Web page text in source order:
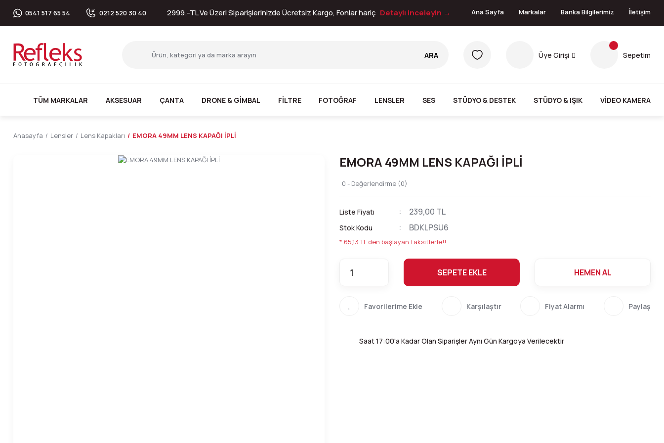
0541 517 65 54 0212 520 30 40 2999.-TL Ve Üzeri Siparişlerinizde Ücretsiz Kargo, Fonlar hariç Detaylı inceleyin → Ana Sayfa Markalar Banka Bilgilerimiz İletişim
ARA Üye Girişi Sepetim
TÜM MARKALAR AKSESUAR ÇANTA DRONE & GİMBAL FİLTRE FOTOĞRAF LENSLER SES STÜDYO & DESTEK STÜDYO & IŞIK VİDEO KAMERA
Anasayfa Lensler Lens Kapakları EMORA 49MM LENS KAPAĞI İPLİ
EMORA 49MM LENS KAPAĞI İPLİ
0 - Değerlendirme (0)
Liste Fiyatı 239,00 TL
Stok Kodu BDKLPSU6
* 65,13 TL den başlayan taksitlerle!!
SEPETE EKLE HEMEN AL
Karşılaştır Fiyat Alarmı Paylaş
Saat 17:00'a Kadar Olan Siparişler Aynı Gün Kargoya Verilecektir